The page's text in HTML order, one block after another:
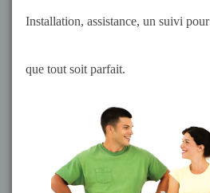
Installation, assistance, un suivi pour
que tout soit parfait.